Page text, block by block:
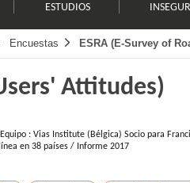
ESTUDIOS
Encuestas ESRA (E-Survey of
Attitudes)
: Vias Institute (Bélgica) Socio para
en 38 países / Informe 2017